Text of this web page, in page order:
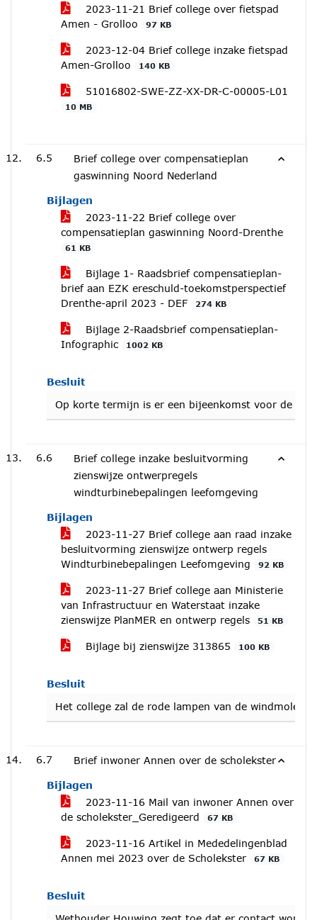
2023-11-21 Brief college over fietspad
Amen - Grolloo
97 KB
2023-12-04 Brief college inzake fietspad
Amen-Grolloo
140 KB
51016802-SWE-ZZ-XX-DR-C-00005-L01
10 MB
6.5
Brief college over compensatieplan
gaswinning Noord Nederland
Bijlagen
2023-11-22 Brief college over
compensatieplan gaswinning Noord-Drenthe
61 KB
Bijlage 1- Raadsbrief compensatieplan-
brief aan EZK ereschuld-toekomstperspectief
Drenthe-april 2023 - DEF
274 KB
Bijlage 2-Raadsbrief compensatieplan-
Infographic
1002 KB
Besluit
Op korte termijn is er een bijeenkomst voor de
6.6
Brief college inzake besluitvorming
zienswijze ontwerpregels
windturbinebepalingen leefomgeving
Bijlagen
2023-11-27 Brief college aan raad inzake
besluitvorming zienswijze ontwerp regels
Windturbinebepalingen Leefomgeving
92 KB
2023-11-27 Brief college aan Ministerie
van Infrastructuur en Waterstaat inzake
zienswijze PlanMER en ontwerp regels
51 KB
Bijlage bij zienswijze 313865 100 KB
Besluit
Het college zal de rode lampen van de
6.7 Brief inwoner Annen over de scholekster
Bijlagen
2023-11-16 Mail van inwoner Annen over
de scholekster_Geredigeerd
67 KB
2023-11-16 Artikel in Mededelingenblad
Annen mei 2023 over de Scholekster
67 KB
Besluit